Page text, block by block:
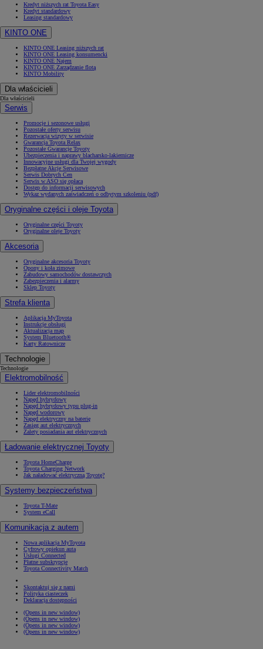
Kredyt niższych rat Toyota Easy
Kredyt standardowy
Leasing standardowy
KINTO ONE
KINTO ONE Leasing niższych rat
KINTO ONE Leasing konsumencki
KINTO ONE Najem
KINTO ONE Zarządzanie flotą
KINTO Mobility
Dla właścicieli
Dla właścicieli
Serwis
Promocje i sezonowe usługi
Pozostałe oferty serwisu
Rezerwacja wizyty w serwisie
Gwarancja Toyota Relax
Pozostałe Gwarancje Toyoty
Ubezpieczenia i naprawy blacharsko-lakiernicze
Innowacyjne usługi dla Twojej wygody
Bezpłatne Akcje Serwisowe
Serwis Dobrych Cen
Serwis w ASO się opłaca
Dostęp do informacji serwisowych
Wykaz wydanych zaświadczeń o odbytym szkoleniu (pdf)
Oryginalne części i oleje Toyota
Oryginalne części Toyoty
Oryginalne oleje Toyoty
Akcesoria
Oryginalne akcesoria Toyoty
Opony i koła zimowe
Zabudowy samochodów dostawczych
Zabezpieczenia i alarmy
Sklep Toyoty
Strefa klienta
Aplikacja MyToyota
Instrukcje obsługi
Aktualizacja map
System Bluetooth®
Karty Ratownicze
Technologie
Technologie
Elektromobilność
Lider elektromobilności
Napęd hybrydowy
Napęd hybrydowy typu plug-in
Napęd wodorowy
Napęd elektryczny na baterię
Zasięg aut elektrycznych
Zalety posiadania aut elektrycznych
Ładowanie elektrycznej Toyoty
Toyota HomeCharge
Toyota Charging Network
Jak naładować elektryczną Toyotę?
Systemy bezpieczeństwa
Toyota T-Mate
System eCall
Komunikacja z autem
Nowa aplikacja MyToyota
Cyfrowy opiekun auta
Usługi Connected
Płatne subskrypcje
Toyota Connectivity Match
Skontaktuj się z nami
Polityka ciasteczek
Deklaracja dostępności
(Opens in new window)
(Opens in new window)
(Opens in new window)
(Opens in new window)